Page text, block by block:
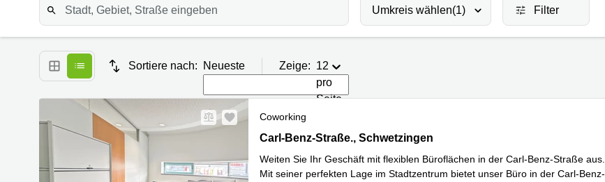
Umkreis wählen(1) Filter
Sortiere nach: Neueste Zeige: 12
pro
Seite
Coworking
Carl-Benz-Straße. 9-11, Schwetzingen
Carl-Benz-Straße., Schwetzingen
Weiten Sie Ihr Geschäft mit flexiblen Büroflächen in der Carl-Benz-Straße aus.
Mit seiner perfekten Lage im Stadtzentrum bietet unser Büro in der Carl-Benz-